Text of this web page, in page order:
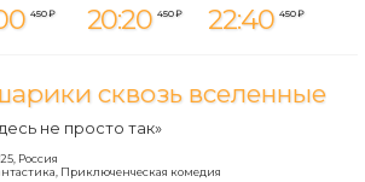
450 ₽ 20:20 450 ₽ 22:40 450 ₽
сквозь вселенные
не просто так»
Россия
Приключенческая комедия